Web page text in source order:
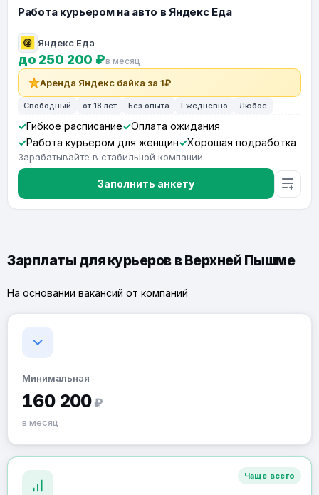
Работа курьером на авто в Яндекс Еда
Яндекс Еда
до 250 200 ₽в месяц
Аренда Яндекс байка за 1₽
Свободный от 18 лет Без опыта Ежедневно Любое
Гибкое расписание
Оплата ожидания
Работа курьером для женщин
Хорошая подработка
Зарабатывайте в стабильной компании
Заполнить анкету
Зарплаты для курьеров в Верхней Пышме
На основании вакансий от компаний
Минимальная
160 200 ₽
в месяц
Чаще всего